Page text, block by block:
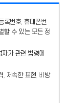
록번호, 휴대폰번
할 수 있는 모든 정
가 관련 법령에
, 저속한 표현, 비방